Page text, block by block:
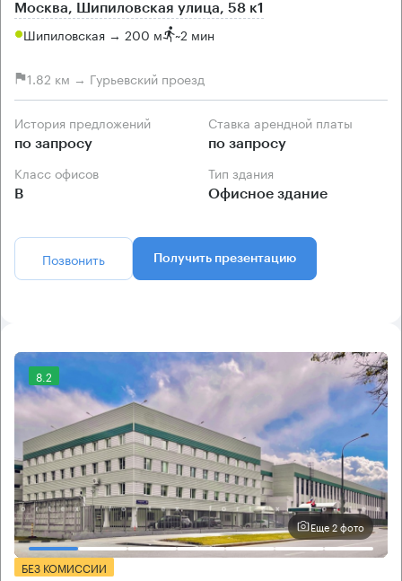
Москва, Шипиловская улица, 58 к1
Шипиловская → 200 м ~2 мин
1.82 км → Гурьевский проезд
История предложений
по запросу
Ставка арендной платы
по запросу
Класс офисов
B
Тип здания
Офисное здание
Позвонить Получить презентацию
8.2
Еще 2 фото
БЕЗ КОМИССИИ